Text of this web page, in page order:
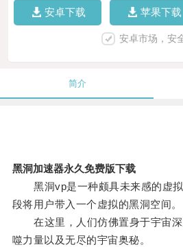
安卓下载 苹果下载
安卓市场，安
简介
黑洞加速器永久免费版下载
黑洞vp是一种颇具未来感的虚拟
段将用户带入一个虚拟的黑洞空间。
在这里，人们仿佛置身于宇宙深
噬力量以及无尽的宇宙奥秘。